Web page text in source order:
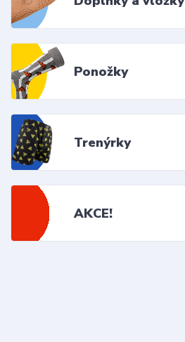
Ponožky
Trenýrky
AKCE!